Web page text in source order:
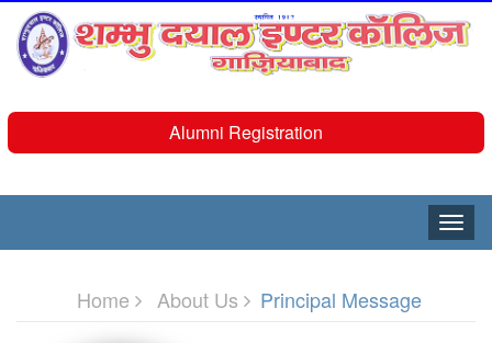
Alumni Registration
Toggle
Home About Us Principal Message